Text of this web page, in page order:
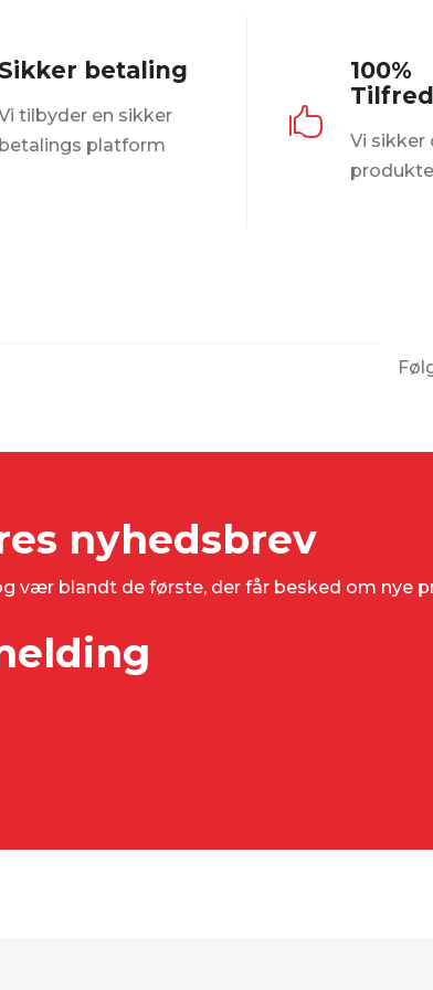
vælges
Sikker betaling
tilbyder en sikker
betalings platform

100%
Vi sikker
nyhedsbrev
vær blandt de første, der får besked om nye